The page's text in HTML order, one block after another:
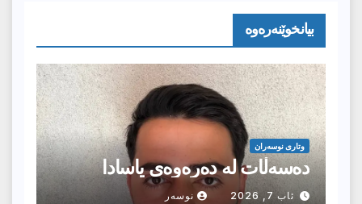
بیانخوێنەرەوە
وتارى نوسەران
دەسەڵات لە دەرەوەی یاسادا
ئاب 7, 2026 نوسەر